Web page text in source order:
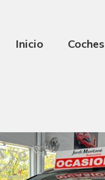
Inicio Coches